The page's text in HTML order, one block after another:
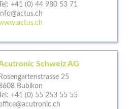
Tel: +41 (0) 44 980 53 71
Schweiz AG
Rosengartenstrasse 25
Bubikon
Tel: +41 (0) 55 253 55 55